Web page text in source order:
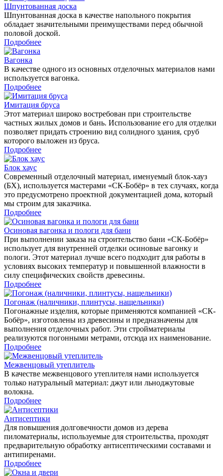
Шпунтованная доска
Шпунтованная доска в качестве напольного покрытия
обладает значительными преимуществами перед обычной
половой доской.
Подробнее
Вагонка
В качестве одного из основных отделочных материалов нами
используется вагонка.
Подробнее
Имитация бруса
Этот материал широко востребован при строительстве
частных жилых домов и бань. Использование его для отделки
позволяет придать строению вид солидного здания, сруб
которого выложен из бруса.
Подробнее
Блок хаус
Современный отделочный материал, именуемый блок-хауз
(БХ), используется мастерами «СК-Бобёр» в тех случаях, когда
это предусмотрено проектной документацией дома, который
мы строим для заказчика.
Подробнее
Осиновая вагонка и пологи для бани
При выполнении заказа на строительство бани «СК-Бобёр»
использует для внутренней отделки осиновые вагонку и
пологи. Этот материал лучше всего подходит для работы в
условиях высоких температур и повышенной влажности в
силу специфических свойств древесины.
Подробнее
Погонаж (наличники, плинтусы, нащельники)
Погонажные изделия, которые применяются компанией «СК-
Бобёр», изготовлены из древесины и предназначены для
выполнения отделочных работ. Эти стройматериалы
реализуются погонными метрами, отсюда их наименование.
Подробнее
Межвенцовый утеплитель
В качестве межвенцового утеплителя нами используется
только натуральный материал: джут или льноджутовые
волокна.
Подробнее
Антисептики
Для повышения долговечности домов из дерева
пиломатериалы, используемые для строительства, проходят
предварительную обработку антисептическими составами и
антипиренами.
Подробнее